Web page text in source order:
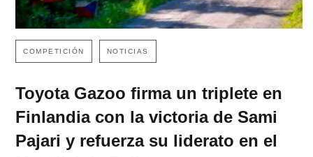
COMPETICIÓN NOTICIAS
Toyota Gazoo firma un triplete en
Finlandia con la victoria de Sami
Pajari y refuerza su liderato en el